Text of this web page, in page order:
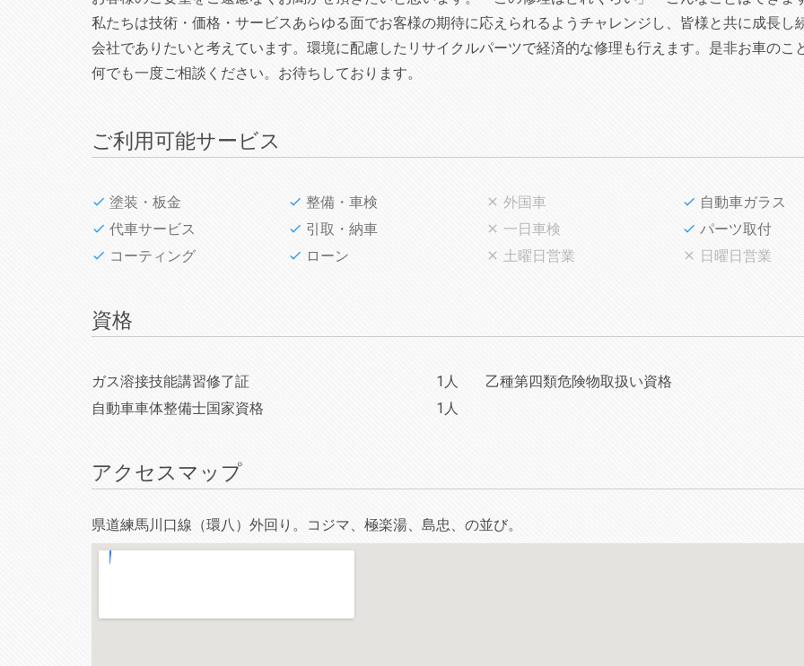
私たちは技術・価格・サービスあらゆる面でお客様の期待に応えられるようチャレンジし、皆様と共に成長し
会社でありたいと考えています。環境に配慮したリサイクルパーツで経済的な修理も行えます。是非お車のこ
何でも一度ご相談ください。お待ちしております。
ご利用可能サービス
塗装・板金 整備・車検 外国車
自動車ガラス
代車サービス
引取・納車 一日車検
パーツ取付
コーティング
ローン 土曜日営業 日曜日営業
資格
ガス溶接技能講習修了証 1人
乙種第四類危険物取扱い資格
自動車車体整備士国家資格
1人
アクセスマップ
県道練馬川口線（環八）外回り。コジマ、極楽湯、島忠、の並び。